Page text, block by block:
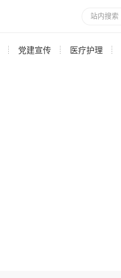
党建宣传 医疗护理